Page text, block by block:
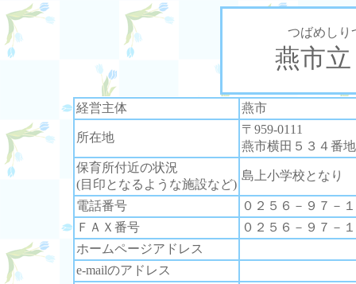
つばめし
燕市
経営主体 燕市
所在地
〒959-0111
燕市横田５３４番地
保育所付近の状況
(目印となるような施設など)
島上小学校となり
電話番号
０２５６－９７－
ＦＡＸ番号
０２５６－９７－
ホームページアドレス
e-mailのアドレス